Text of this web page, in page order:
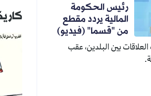
رئيس الحكومة
المالية يردد مقطع
من "قسما" (فيديو)
العلاقات بين البلدين، عقب